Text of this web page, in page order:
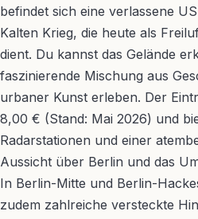
befindet sich eine verlassene
Kalten Krieg, die heute als
dient. Du kannst das Gelände
faszinierende Mischung aus
urbaner Kunst erleben. Der
8,00 € (Stand: Mai 2026) und
Radarstationen und einer
Aussicht über Berlin und das
In Berlin-Mitte und Berlin-
zudem zahlreiche versteckte